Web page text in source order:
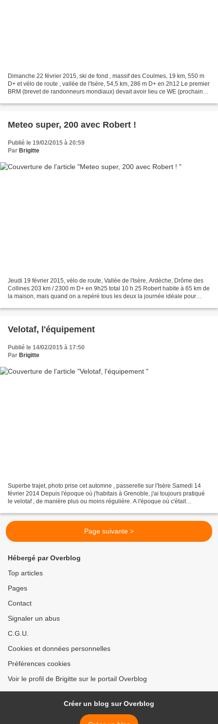
Dimanche 22 février 2015, ski de fond , massif des Coulmes, 19 km, 550 m
D+ et vélo de route , vallée de l'Isère, 54,5 km, 286 m D+ en 2h12 Le premier
BRM (brevet de randonneurs mondiaux) devait avoir lieu ce WE (prochain
Meteo super, 200 avec Robert !
Publié le 19/02/2015 à 20:59
Par Brigitte
Jeudi 19 février 2015, vélo de route, Vallée de l'Isère, Ardèche, Drôme des
Collines 203 km / 2300 m D+ en 9h25 total 10 h 25 Robert habite à 65 km de
la maison, mais quand on a repéré tous les deux la journée idéale pour
Velotaf, l'équipement
Publié le 14/02/2015 à 17:50
Par Brigitte
Superbe trajet, photo prise cet automne , passerelle sur l'Isère Samedi 14
février 2014 Depuis l'époque où j'habitais à Grenoble, j'ai toujours pratiqué
le velotaf , de manière plus ou moins régulière. A l'époque où c'était
Page suivante >
Hébergé par Overblog
Top articles
Pages
Contact
Signaler un abus
C.G.U.
Cookies et données personnelles
Préférences cookies
Voir le profil de Brigitte sur le portail Overblog
Créer un blog sur Overblog